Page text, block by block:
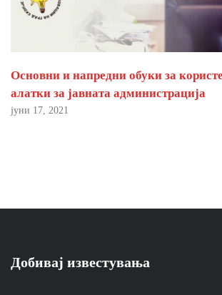
Основни и напредни обуки за
алатки за јавната администрација
јуни 17, 2021
Добивај известувања